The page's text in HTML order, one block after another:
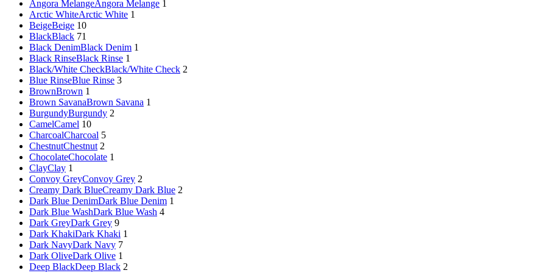
Angora MelangeAngora Melange 1
Arctic WhiteArctic White 1
BeigeBeige 10
BlackBlack 71
Black DenimBlack Denim 1
Black RinseBlack Rinse 1
Black/White CheckBlack/White Check 2
Blue RinseBlue Rinse 3
BrownBrown 1
Brown SavanaBrown Savana 1
BurgundyBurgundy 2
CamelCamel 10
CharcoalCharcoal 5
ChestnutChestnut 2
ChocolateChocolate 1
ClayClay 1
Convoy GreyConvoy Grey 2
Creamy Dark BlueCreamy Dark Blue 2
Dark Blue DenimDark Blue Denim 1
Dark Blue WashDark Blue Wash 4
Dark GreyDark Grey 9
Dark KhakiDark Khaki 1
Dark NavyDark Navy 7
Dark OliveDark Olive 1
Deep BlackDeep Black 2